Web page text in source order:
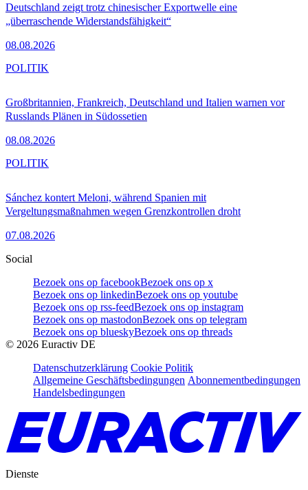
Deutschland zeigt trotz chinesischer Exportwelle eine
„überraschende Widerstandsfähigkeit“
08.08.2026
Großbritannien, Frankreich, Deutschland und Italien warnen vor
Russlands Plänen in Südossetien
08.08.2026
POLITIK
Sánchez kontert Meloni, während Spanien mit
Vergeltungsmaßnahmen wegen Grenzkontrollen droht
07.08.2026
POLITIK
Social
Bezoek ons op facebookBezoek ons op x
Bezoek ons op linkedinBezoek ons op youtube
Bezoek ons op rss-feedBezoek ons op instagram
Bezoek ons op mastodonBezoek ons op telegram
Bezoek ons op blueskyBezoek ons op threads
© 2026 Euractiv DE
Datenschutzerklärung Cookie Politik
Allgemeine Geschäftsbedingungen Abonnementbedingungen
Handelsbedingungen
Dienste